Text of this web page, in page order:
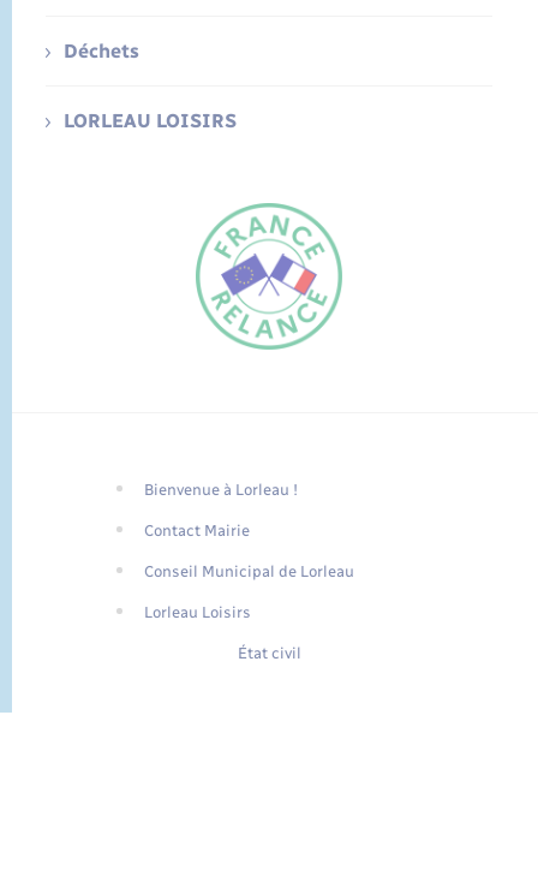
Traduction du
FR
Déchets
LORLEAU LOISIRS
Bienvenue à Lorleau !
Contact Mairie
Conseil Municipal de Lorleau
Lorleau Loisirs
État civil